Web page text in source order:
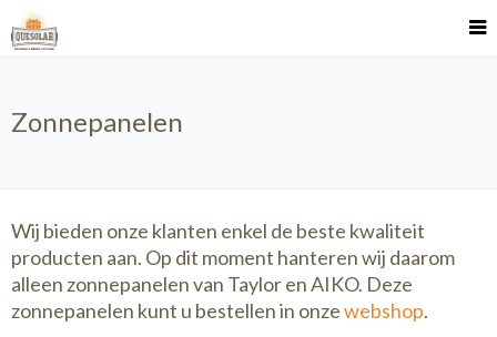
Zonnepanelen
Wij bieden onze klanten enkel de beste kwaliteit
producten aan. Op dit moment hanteren wij daarom
alleen zonnepanelen van Taylor en AIKO. Deze
zonnepanelen kunt u bestellen in onzewebshop.